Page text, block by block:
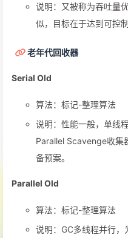
说明：又被称为吞吐量
似，目标在于达到可控制
老年代回收器
Serial Old
算法：标记-整理算法
说明：性能一般，单线
Parallel Scavenge收集
备预案。
Parallel Old
算法：标记-整理算法
说明：GC多线程并行